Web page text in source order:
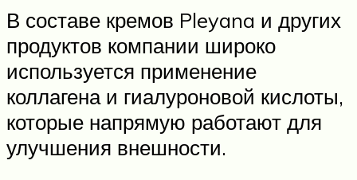
В составе кремов Pleyana и других
продуктов компании широко
используется применение
коллагена и гиалуроновой кислоты,
которые напрямую работают для
улучшения внешности.